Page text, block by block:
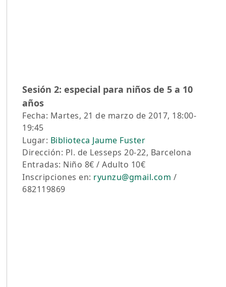
Sesión 2: especial para niños de 5 a 10
años
Fecha: Martes, 21 de marzo de 2017, 18:00-
19:45
Lugar: Biblioteca Jaume Fuster
Dirección: Pl. de Lesseps 20-22, Barcelona
Entradas: Niño 8€ / Adulto 10€
Inscripciones en: ryunzu@gmail.com /
682119869